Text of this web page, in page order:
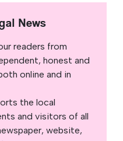
News
readers from
honest and
online and in
the local
and visitors of all
website,